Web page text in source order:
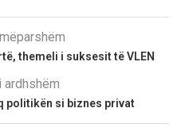
themeli i suksesit të VLEN
ardhshëm
politikën si biznes privat